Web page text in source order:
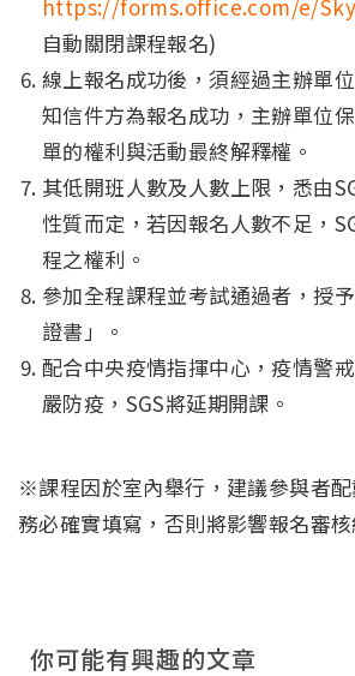
https://forms.office.com/e/
自動關閉課程報名)
線上報名成功後，須經過主辦單
知信件方為報名成功，主辦單位
單的權利與活動最終解釋權。
其低開班人數及人數上限，悉由
性質而定，若因報名人數不足，
程之權利。
參加全程課程並考試通過者，授
證書」。
配合中央疫情指揮中心，疫情警
嚴防疫，SGS將延期開課。
※課程因於室內舉行，建議參與者
務必確實填寫，否則將影響報名審核
你可能有興趣的文章